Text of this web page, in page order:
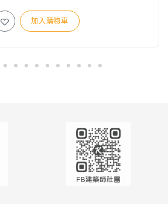
加入購物車